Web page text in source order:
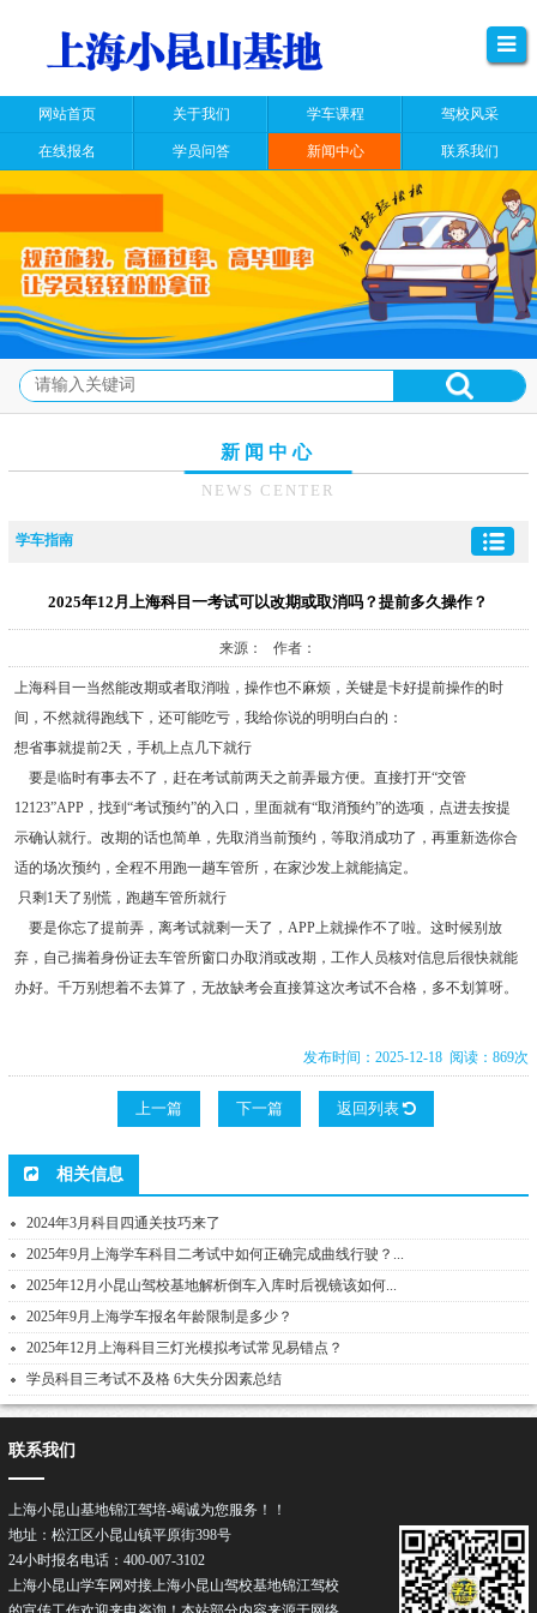
网站首页 关于我们 学车课程 驾校风采
在线报名 学员问答 新闻中心 联系我们
新闻中心
NEWS CENTER
学车指南
2025年12月上海科目一考试可以改期或取消吗？提前多久操作？
来源： 作者：
上海科目一当然能改期或者取消啦，操作也不麻烦，关键是卡好提前操作的时
间，不然就得跑线下，还可能吃亏，我给你说的明明白白的：
想省事就提前2天，手机上点几下就行
要是临时有事去不了，赶在考试前两天之前弄最方便。直接打开“交管
12123”APP，找到“考试预约”的入口，里面就有“取消预约”的选项，点进去按提
示确认就行。改期的话也简单，先取消当前预约，等取消成功了，再重新选你合
适的场次预约，全程不用跑一趟车管所，在家沙发上就能搞定。
只剩1天了别慌，跑趟车管所就行
要是你忘了提前弄，离考试就剩一天了，APP上就操作不了啦。这时候别放
弃，自己揣着身份证去车管所窗口办取消或改期，工作人员核对信息后很快就能
办好。千万别想着不去算了，无故缺考会直接算这次考试不合格，多不划算呀。
发布时间：2025-12-18 阅读：869次
上一篇 下一篇 返回列表
相关信息
2024年3月科目四通关技巧来了
2025年9月上海学车科目二考试中如何正确完成曲线行驶？...
2025年12月小昆山驾校基地解析倒车入库时后视镜该如何...
2025年9月上海学车报名年龄限制是多少？
2025年12月上海科目三灯光模拟考试常见易错点？
学员科目三考试不及格 6大失分因素总结
联系我们
上海小昆山基地锦江驾培-竭诚为您服务！！
地址：松江区小昆山镇平原街398号
24小时报名电话：400-007-3102
上海小昆山学车网对接上海小昆山驾校基地锦江驾校